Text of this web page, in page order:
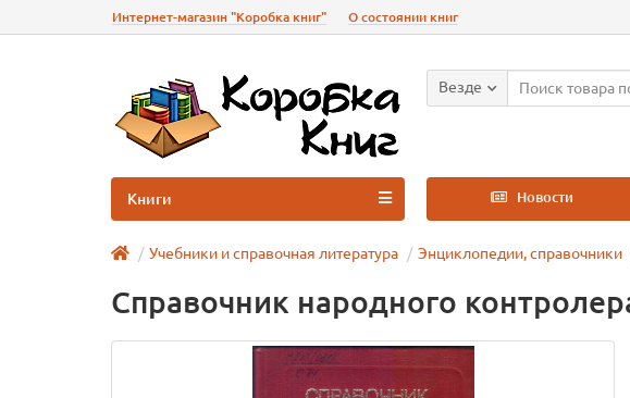
Интернет-магазин "Коробка книг" О состоянии книг
Везде
Новости
Книги
Учебники и справочная литература Энциклопедии, справочники
Справочник народного